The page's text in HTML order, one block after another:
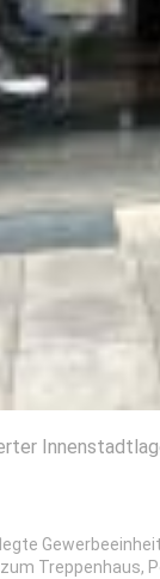
Treppenhaus,